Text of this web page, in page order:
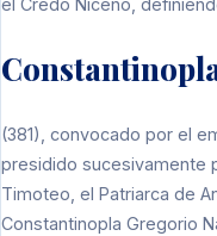
el Credo Niceno ,
(381), convocado por el
presidido sucesivamente
Timoteo, el Patriarca de
Constantinopla Gregorio